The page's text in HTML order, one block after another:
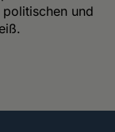
und